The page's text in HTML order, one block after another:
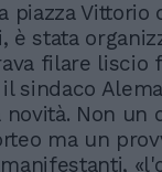
piazza Vittorio
è stata
filare liscio
sindaco
novità. Non un
ma un